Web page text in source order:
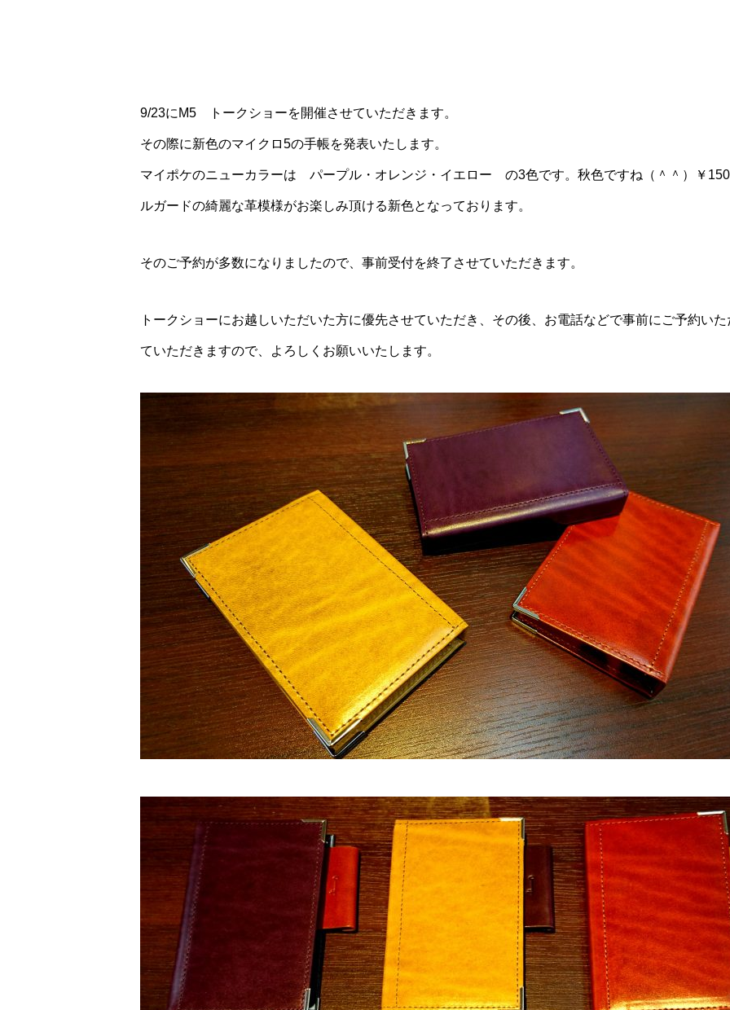
9/23にM5 トークショーを開催させていただきます。
その際に新色のマイクロ5の手帳を発表いたします。
マイポケのニューカラーは パープル・オレンジ・イエロー の3色です。秋色ですね（＾＾）￥
ルガードの綺麗な革模様がお楽しみ頂ける新色となっております。
そのご予約が多数になりましたので、事前受付を終了させていただきます。
トークショーにお越しいただいた方に優先させていただき、その後、お電話などで事前にご予約い
ていただきますので、よろしくお願いいたします。